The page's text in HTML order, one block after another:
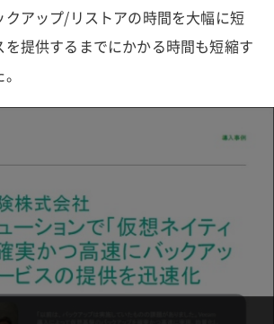
クアップ/リストアの時間を大幅に短
提供するまでにかかる時間も短縮す